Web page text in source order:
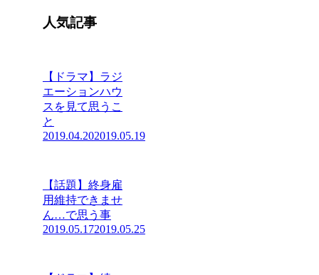
人気記事
【ドラマ】ラジ
エーションハウ
スを見て思うこ
と
2019.04.202019.05.19
【話題】終身雇
用維持できませ
ん…で思う事
2019.05.172019.05.25